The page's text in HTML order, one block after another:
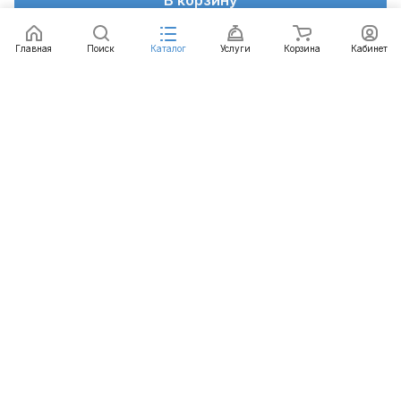
Главная Поиск Каталог Услуги Корзина Кабинет